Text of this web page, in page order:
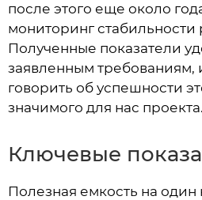
после этого еще около
мониторинг стабильности
Полученные показатели
заявленным
говорить об успешности
значимого для нас проекта.
Ключевые
Полезная емкость на один